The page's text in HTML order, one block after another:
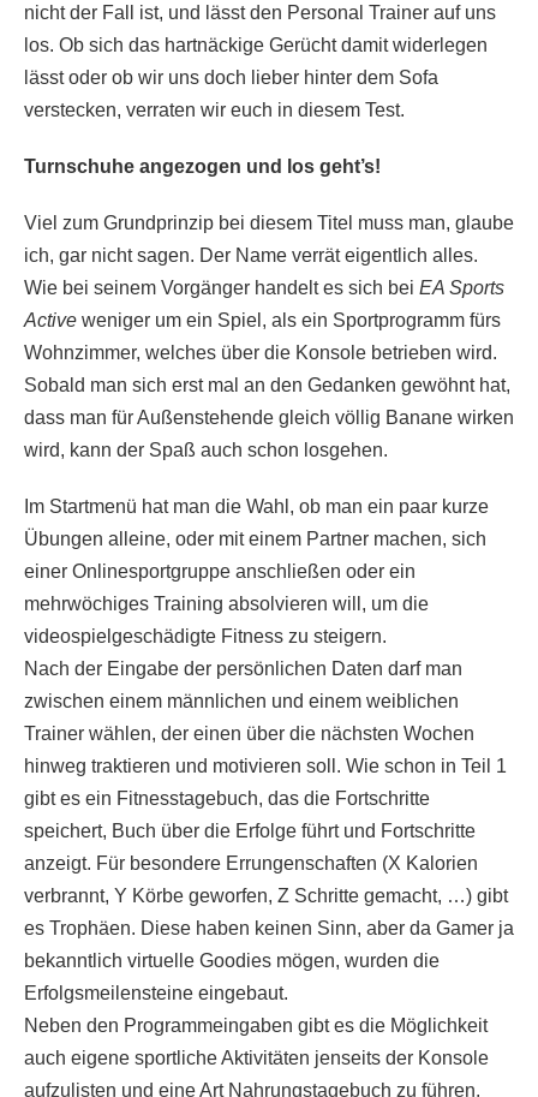
nicht der Fall ist, und lässt den Personal Trainer auf uns
los. Ob sich das hartnäckige Gerücht damit widerlegen
lässt oder ob wir uns doch lieber hinter dem Sofa
verstecken, verraten wir euch in diesem Test.
Turnschuhe angezogen und los geht’s!
Viel zum Grundprinzip bei diesem Titel muss man, glaube
ich, gar nicht sagen. Der Name verrät eigentlich alles.
Wie bei seinem Vorgänger handelt es sich bei EA Sports
Active weniger um ein Spiel, als ein Sportprogramm fürs
Wohnzimmer, welches über die Konsole betrieben wird.
Sobald man sich erst mal an den Gedanken gewöhnt hat,
dass man für Außenstehende gleich völlig Banane wirken
wird, kann der Spaß auch schon losgehen.
Im Startmenü hat man die Wahl, ob man ein paar kurze
Übungen alleine, oder mit einem Partner machen, sich
einer Onlinesportgruppe anschließen oder ein
mehrwöchiges Training absolvieren will, um die
videospielgeschädigte Fitness zu steigern.
Nach der Eingabe der persönlichen Daten darf man
zwischen einem männlichen und einem weiblichen
Trainer wählen, der einen über die nächsten Wochen
hinweg traktieren und motivieren soll. Wie schon in Teil 1
gibt es ein Fitnesstagebuch, das die Fortschritte
speichert, Buch über die Erfolge führt und Fortschritte
anzeigt. Für besondere Errungenschaften (X Kalorien
verbrannt, Y Körbe geworfen, Z Schritte gemacht, …) gibt
es Trophäen. Diese haben keinen Sinn, aber da Gamer ja
bekanntlich virtuelle Goodies mögen, wurden die
Erfolgsmeilensteine eingebaut.
Neben den Programmeingaben gibt es die Möglichkeit
auch eigene sportliche Aktivitäten jenseits der Konsole
aufzulisten und eine Art Nahrungstagebuch zu führen.